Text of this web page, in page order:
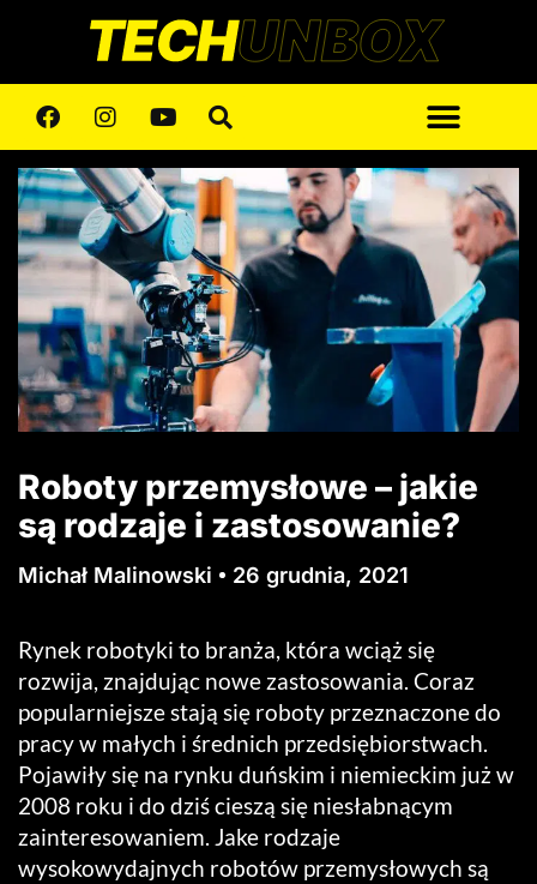
Roboty przemysłowe – jakie
są rodzaje i zastosowanie?
Michał Malinowski 26 grudnia, 2021
Rynek robotyki to branża, która wciąż się
rozwija, znajdując nowe zastosowania. Coraz
popularniejsze stają się roboty przeznaczone do
pracy w małych i średnich przedsiębiorstwach.
Pojawiły się na rynku duńskim i niemieckim już w
2008 roku i do dziś cieszą się niesłabnącym
zainteresowaniem. Jake rodzaje
wysokowydajnych robotów przemysłowych są